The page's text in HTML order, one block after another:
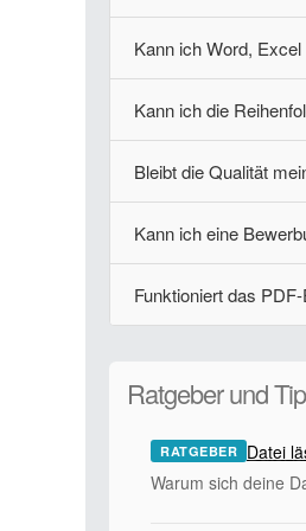
Kann ich Word,
Kann ich die
Bleibt die Qualität
Kann ich eine
Funktioniert das
Ratgeber und
RATGEBER Datei
Warum sich deine